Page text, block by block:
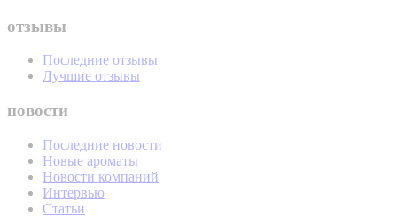
отзывы
Последние отзывы
Лучшие отзывы
новости
Последние новости
Новые ароматы
Новости компаний
Интервью
Статьи